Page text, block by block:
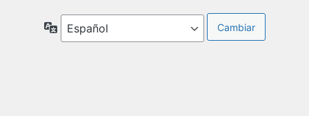
Idioma